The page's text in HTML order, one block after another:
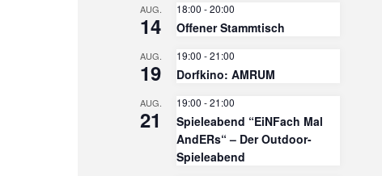
AUG.
14
18:00 -20:00
Offener Stammtisch
AUG.
19
19:00 -21:00
Dorfkino: AMRUM
AUG.
21
19:00 -21:00
Spieleabend “EiNFach Mal
AndERs“ – Der Outdoor-
Spieleabend